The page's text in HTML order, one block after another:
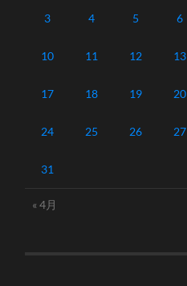
3 4 5 6
10 11 12 13
17 18 19 20
24 25 26 27
31
« 4月